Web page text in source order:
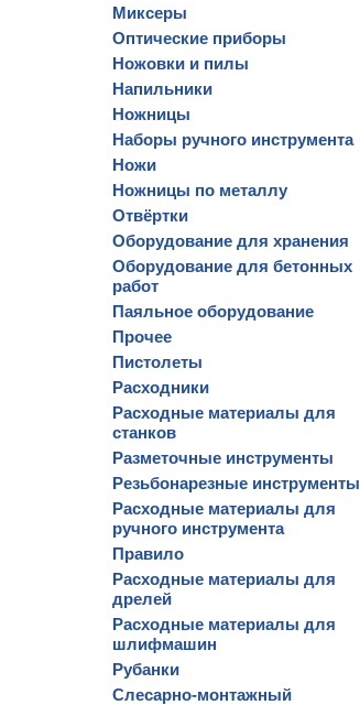
Миксеры
Оптические приборы
Ножовки и пилы
Напильники
Ножницы
Наборы ручного инструмента
Ножи
Ножницы по металлу
Отвёртки
Оборудование для хранения
Оборудование для бетонных
работ
Паяльное оборудование
Прочее
Пистолеты
Расходники
Расходные материалы для
станков
Разметочные инструменты
Резьбонарезные инструменты
Расходные материалы для
ручного инструмента
Правило
Расходные материалы для
дрелей
Расходные материалы для
шлифмашин
Рубанки
Слесарно-монтажный